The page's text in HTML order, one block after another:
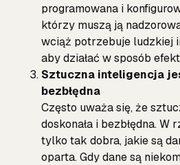
programowana i
którzy muszą ją
wciąż potrzebuje ludzkiej
aby działać w sposób
Sztuczna inteligencja
bezbłędna
Często uważa się, że
doskonała i bezbłędna.
tylko tak dobra, jakie są
oparta. Gdy dane są